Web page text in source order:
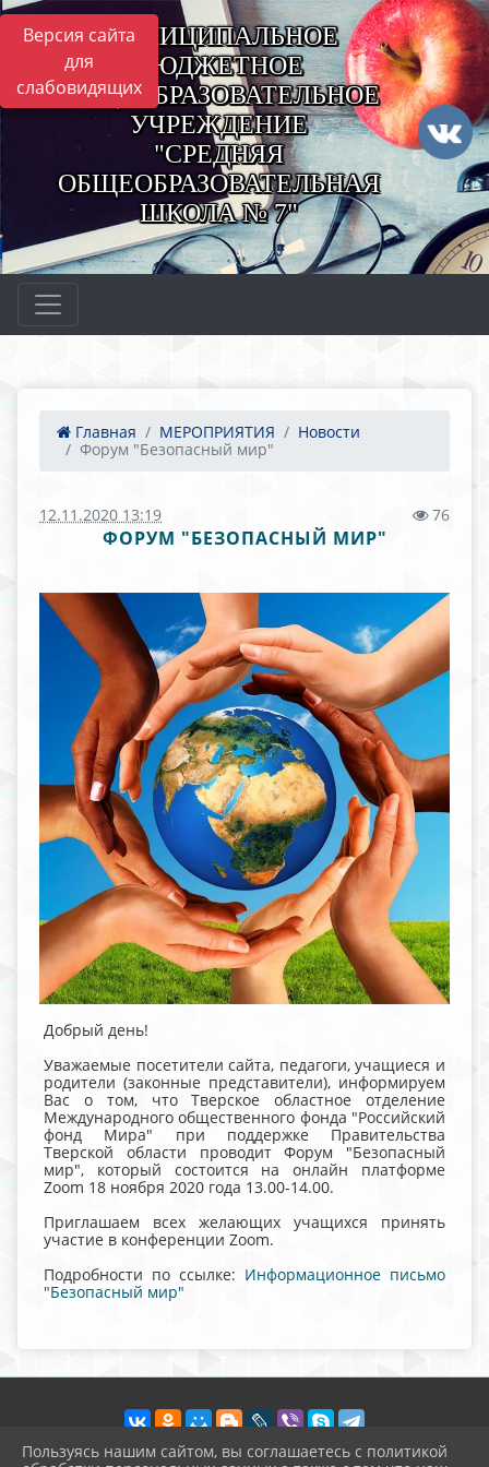
Версия сайта
для
слабовидящих
МУНИЦИПАЛЬНОЕ
БЮДЖЕТНОЕ
ОБЩЕОБРАЗОВАТЕЛЬНОЕ
УЧРЕЖДЕНИЕ
"СРЕДНЯЯ
ОБЩЕОБРАЗОВАТЕЛЬНАЯ
ШКОЛА № 7"
Главная МЕРОПРИЯТИЯ
Новости
Форум "Безопасный мир"
12.11.2020 13:19 76
ФОРУМ "БЕЗОПАСНЫЙ МИР"
Добрый день!
Уважаемые посетители сайта, педагоги, учащиеся и
родители (законные представители), информируем
Вас о том, что Тверское областное отделение
Международного общественного фонда "Российский
фонд Мира" при поддержке Правительства
Тверской области проводит Форум "Безопасный
мир", который состоится на онлайн платформе
Zoom 18 ноября 2020 года 13.00-14.00.
Приглашаем всех желающих учащихся принять
участие в конференции Zoom.
Подробности по ссылке: Информационное письмо
"Безопасный мир"
Пользуясь нашим сайтом, вы соглашаетесь с политикой